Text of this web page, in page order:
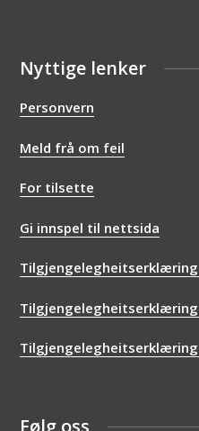
Nyttige lenker
Personvern
Meld frå om feil
For tilsette
Gi innspel til nettsida
Tilgjengelegheitserklæring
Tilgjengelegheitserklæring